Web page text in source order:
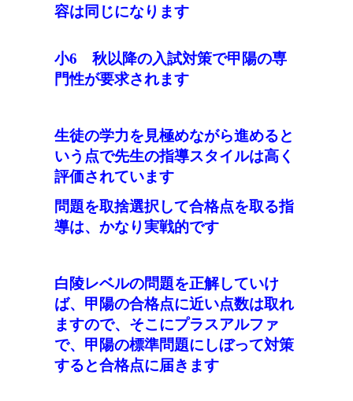
容は同じになります
小6 秋以降の入試対策で甲陽の専
門性が要求されます
生徒の学力を見極めながら進めると
いう点で先生の指導スタイルは高く
評価されています
問題を取捨選択して合格点を取る指
導は、かなり実戦的です
白陵レベルの問題を正解していけ
ば、甲陽の合格点に近い点数は取れ
ますので、そこにプラスアルファ
で、甲陽の標準問題にしぼって対策
すると合格点に届きます